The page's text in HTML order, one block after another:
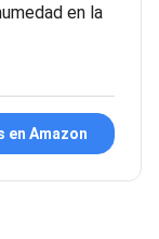
en la
en Amazon